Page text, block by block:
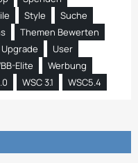
Style
Suche
Themen Bewerten
Upgrade
User
Elite
Werbung
WSC 3.1 WSC5.4